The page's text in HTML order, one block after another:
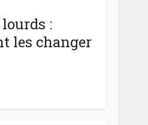
:
les changer